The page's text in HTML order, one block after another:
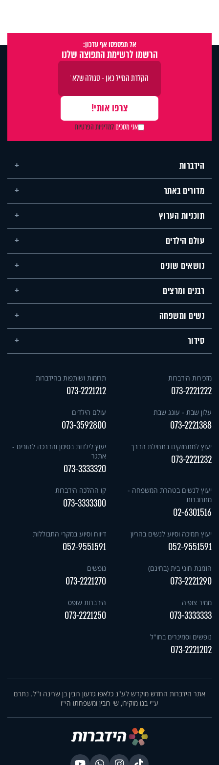
אל תפספסו אף עדכון:
הרשמו לרשימת התפוצה שלנו
אני מסכיםלמדיניות הפרטיות
הידברות
מדורים באתר
תוכניות הערוץ
עולם הילדים
נושאים שונים
רבנים ומרצים
נשים ומשפחה
סידור
מזכירות הידברות
073-2221222
תרומות ושותפות בהידברות
073-2221212
עלון שבת - עונג שבת
073-2221388
עולם הילדים
073-3592800
יעוץ למתחזקים בתחילת הדרך
073-2221232
יעוץ לילדות בסיכון והדרכה להורים -
אתגר
073-3333320
יעוץ לנשים בטהרת המשפחה -
מתחברות
02-6301516
קו ההלכה הידברות
073-3333300
יעוץ תמיכה וסיוע לנשים בהריון
052-9551591
דיווח וסיוע במקרי התבוללות
052-9551591
הזמנת חוגי בית (בחינם)
073-2221290
נופשים
073-2221270
ממיר צופיה
073-3333333
הידברות שופס
073-2221250
נופשים וסמינרים בחו"ל
073-2221202
אתר הידברות החדש מוקדש לע"נ כלאפו גדעון רובין בן שרינה ז"ל. נתרם
ע"י בנו מוקירו, שי רובין ומשפחתו הי"ו